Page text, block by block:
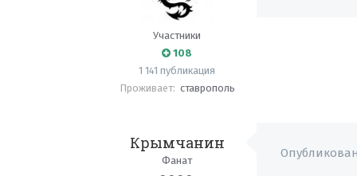
Участники
108
1 141 публикация
Проживает: ставрополь
Крымчанин
Фанат